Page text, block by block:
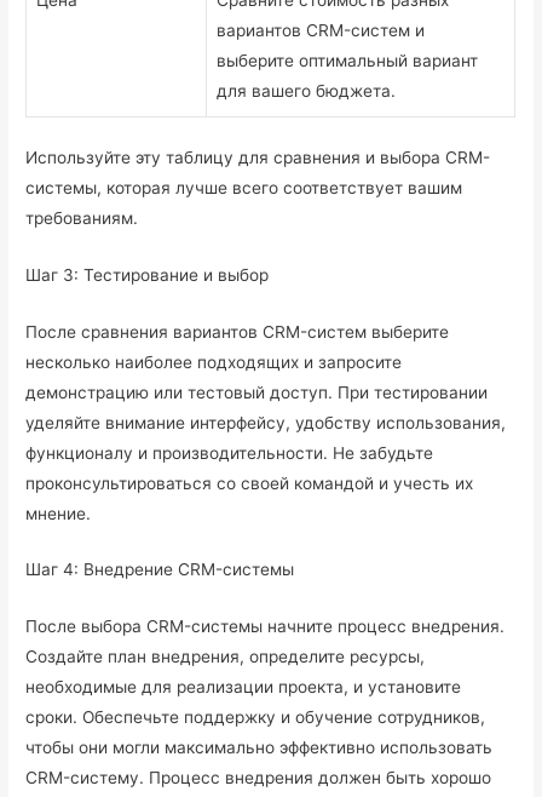
вариантов CRM-систем и
выберите оптимальный вариант
для вашего бюджета.
Используйте эту таблицу для сравнения и выбора CRM-
системы, которая лучше всего соответствует вашим
требованиям.
Шаг 3: Тестирование и выбор
После сравнения вариантов CRM-систем выберите
несколько наиболее подходящих и запросите
демонстрацию или тестовый доступ. При тестировании
уделяйте внимание интерфейсу, удобству использования,
функционалу и производительности. Не забудьте
проконсультироваться со своей командой и учесть их
мнение.
Шаг 4: Внедрение CRM-системы
После выбора CRM-системы начните процесс внедрения.
Создайте план внедрения, определите ресурсы,
необходимые для реализации проекта, и установите
сроки. Обеспечьте поддержку и обучение сотрудников,
чтобы они могли максимально эффективно использовать
CRM-систему. Процесс внедрения должен быть хорошо